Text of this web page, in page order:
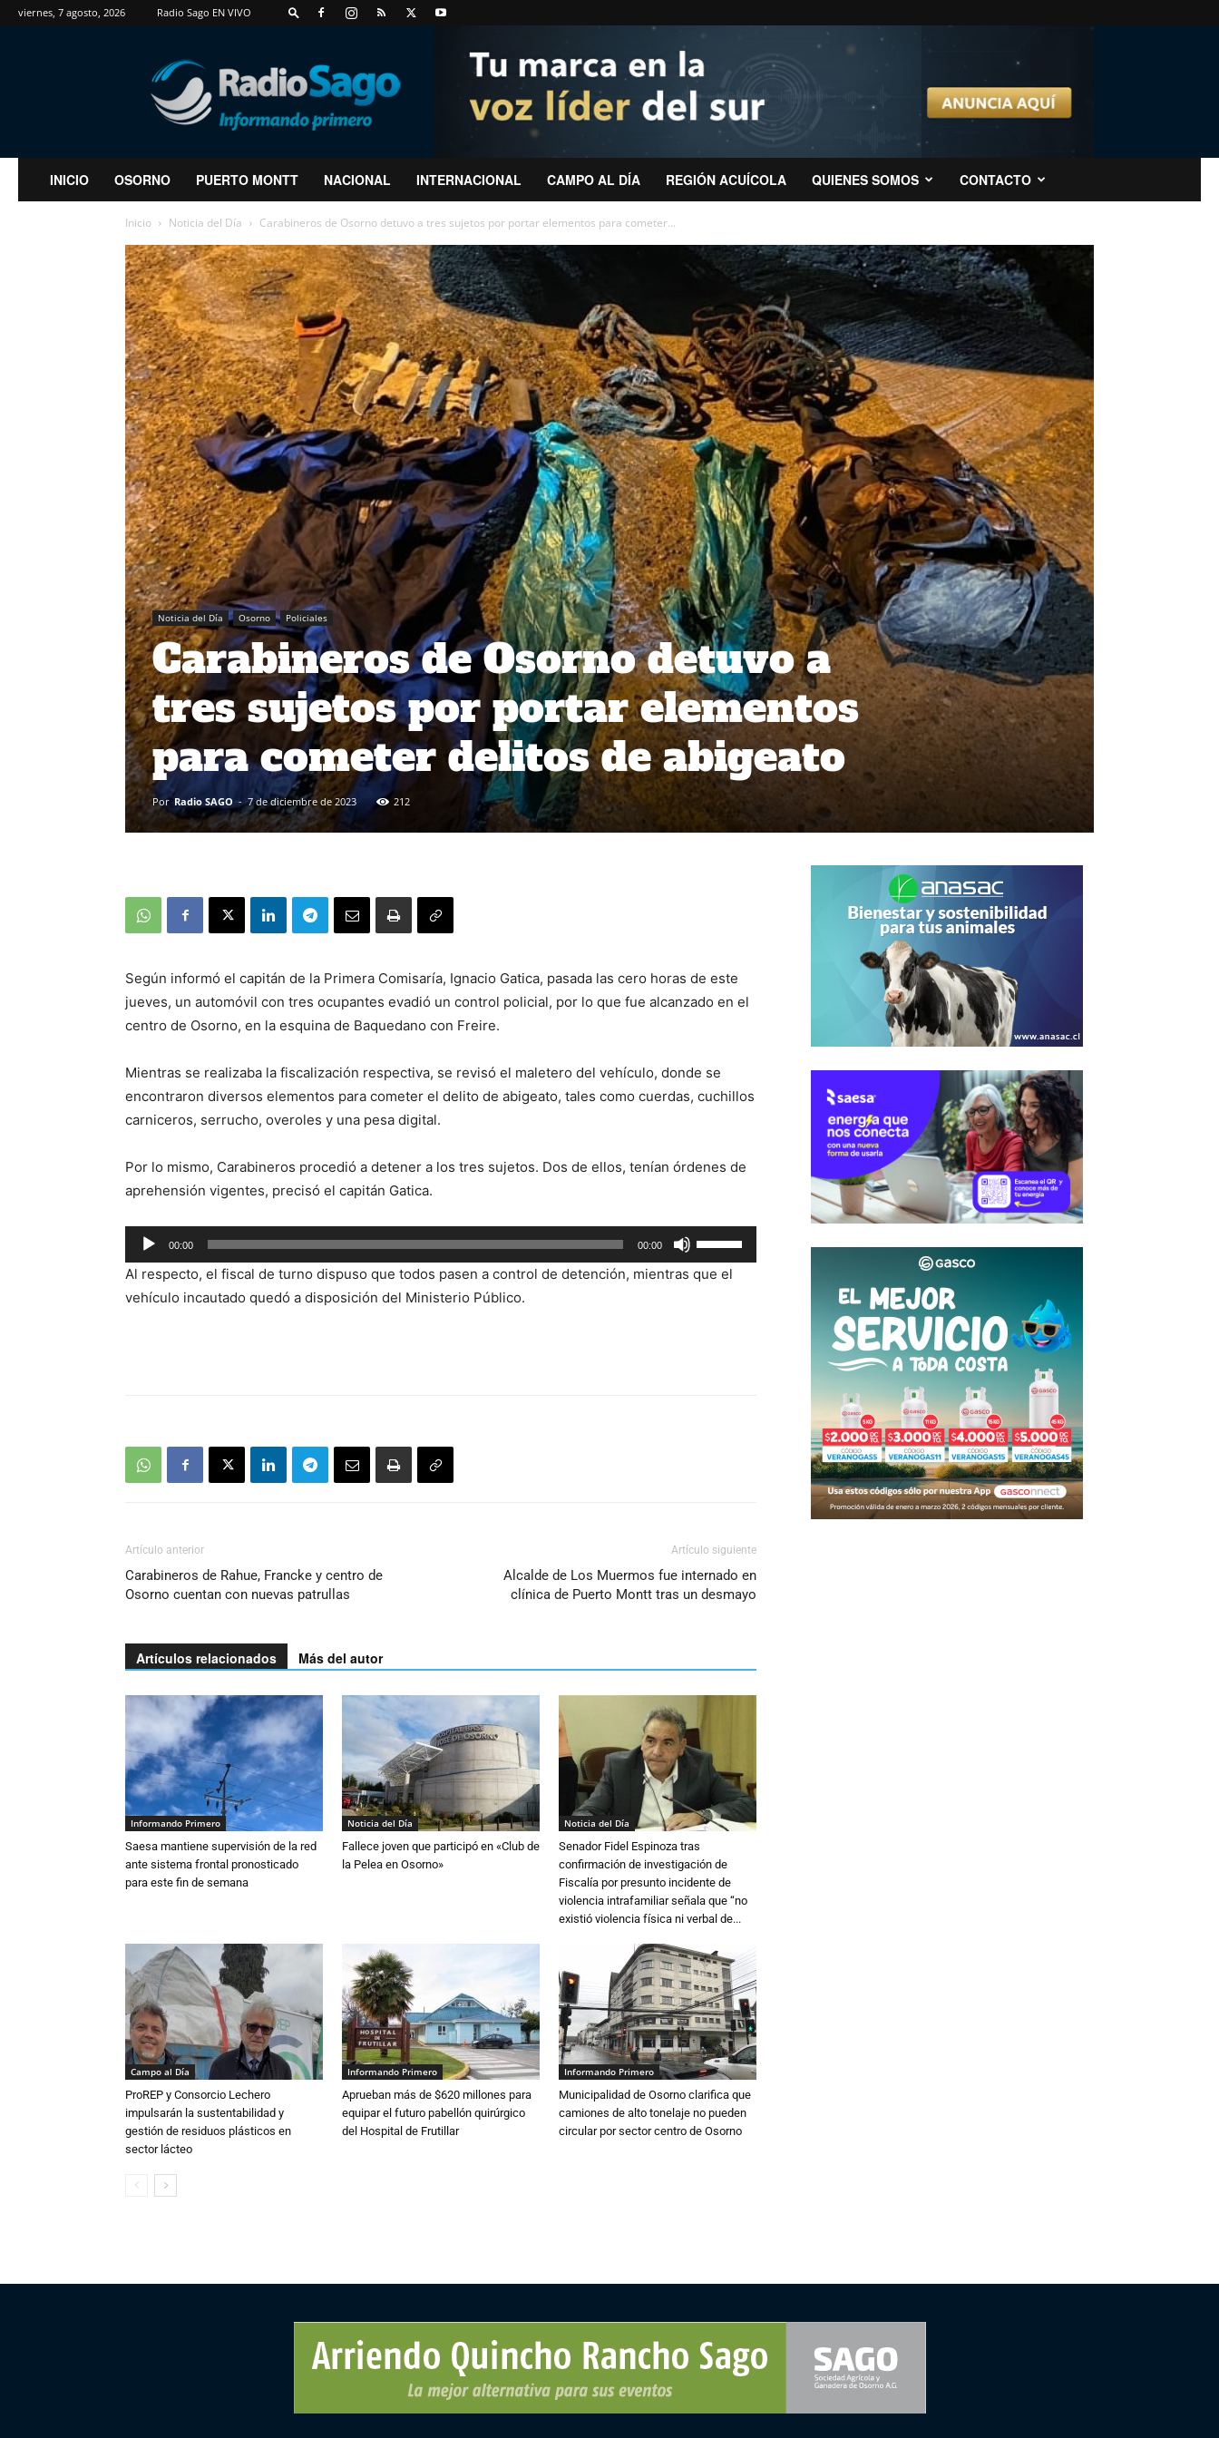
viernes, 7 agosto, 2026 Radio Sago EN VIVO
RadioSago
INICIO OSORNO PUERTO MONTT NACIONAL INTERNACIONAL CAMPO AL DÍA REGIÓN ACUÍCOLA QUIENES SOMOS CONTACTO
Inicio Noticia del Día Carabineros de Osorno detuvo a tres sujetos por portar elementos para cometer...
Noticia del Día Osorno Policiales
Carabineros de Osorno detuvo a
tres sujetos por portar elementos
para cometer delitos de abigeato
Por Radio SAGO - 7 de diciembre de 2023 212
Según informó el capitán de la Primera Comisaría, Ignacio Gatica, pasada las cero horas de este
jueves, un automóvil con tres ocupantes evadió un control policial, por lo que fue alcanzado en el
centro de Osorno, en la esquina de Baquedano con Freire.
Mientras se realizaba la fiscalización respectiva, se revisó el maletero del vehículo, donde se
encontraron diversos elementos para cometer el delito de abigeato, tales como cuerdas, cuchillos
carniceros, serrucho, overoles y una pesa digital.
Por lo mismo, Carabineros procedió a detener a los tres sujetos. Dos de ellos, tenían órdenes de
aprehensión vigentes, precisó el capitán Gatica.
Reproductor
de
audio
00:00 00:00
Utiliza
las
teclas
Al respecto, el fiscal de turno dispuso que todos pasen a control de detención, mientras que el
vehículo incautado quedó a disposición del Ministerio Público.
Artículo anterior
Carabineros de Rahue, Francke y centro de
Osorno cuentan con nuevas patrullas
Artículo siguiente
Alcalde de Los Muermos fue internado en
clínica de Puerto Montt tras un desmayo
Artículos relacionados Más del autor
Informando Primero
Saesa mantiene supervisión de la red
ante sistema frontal pronosticado
para este fin de semana
Noticia del Día
Fallece joven que participó en «Club de
la Pelea en Osorno»
Noticia del Día
Senador Fidel Espinoza tras
confirmación de investigación de
Fiscalía por presunto incidente de
violencia intrafamiliar señala que “no
existió violencia física ni verbal de...
Campo al Día
ProREP y Consorcio Lechero
impulsarán la sustentabilidad y
gestión de residuos plásticos en
sector lácteo
Informando Primero
Aprueban más de $620 millones para
equipar el futuro pabellón quirúrgico
del Hospital de Frutillar
Informando Primero
Municipalidad de Osorno clarifica que
camiones de alto tonelaje no pueden
circular por sector centro de Osorno